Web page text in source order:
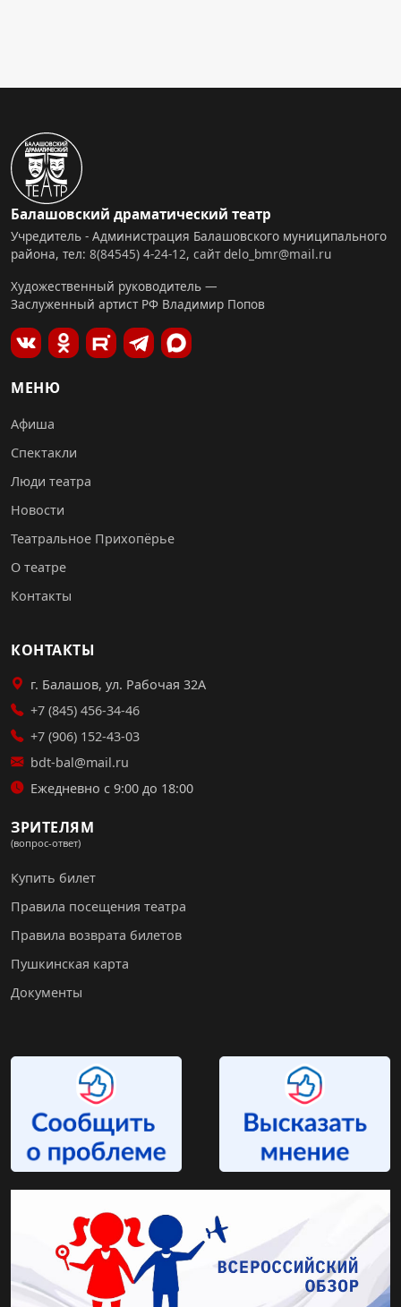
Балашовский драматический театр
Учредитель - Администрация Балашовского муниципального
района, тел: 8(84545) 4-24-12, сайт delo_bmr@mail.ru
Художественный руководитель —
Заслуженный артист РФ Владимир Попов
МЕНЮ
Афиша
Спектакли
Люди театра
Новости
Театральное Прихопёрье
О театре
Контакты
КОНТАКТЫ
г. Балашов, ул. Рабочая 32А
+7 (845) 456-34-46
+7 (906) 152-43-03
bdt-bal@mail.ru
Ежедневно с 9:00 до 18:00
ЗРИТЕЛЯМ
(вопрос-ответ)
Купить билет
Правила посещения театра
Правила возврата билетов
Пушкинская карта
Документы